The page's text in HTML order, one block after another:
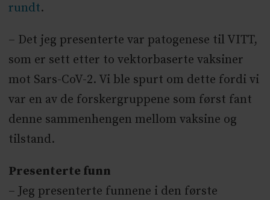
rundt.
– Det jeg presenterte var patogenese til VITT,
som er sett etter to vektorbaserte vaksiner
mot Sars-CoV-2. Vi ble spurt om dette fordi vi
var en av de forskergruppene som først fant
denne sammenhengen mellom vaksine og
tilstand.
Presenterte funn
– Jeg presenterte funnene i den første